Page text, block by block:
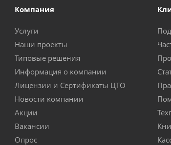
Компания
Услуги
Наши проекты
Типовые решения
Информация о компании
Лицензии и Сертификаты ЦТО
Новости компании
Акции
Вакансии
Опрос